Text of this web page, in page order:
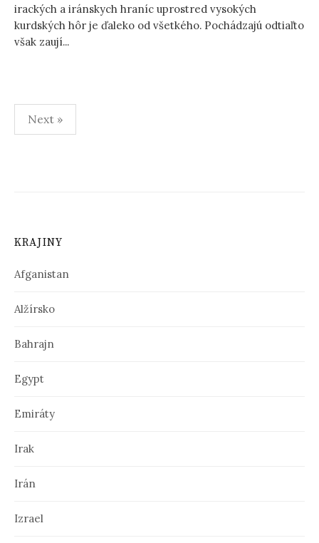
irackých a iránskych hraníc uprostred vysokých
kurdských hôr je ďaleko od všetkého. Pochádzajú odtiaľto
však zaují...
g
á
c
a
v
á
n
o
Next »
KRAJINY
Afganistan
Alžírsko
Bahrajn
Egypt
Emiráty
Irak
Irán
Izrael